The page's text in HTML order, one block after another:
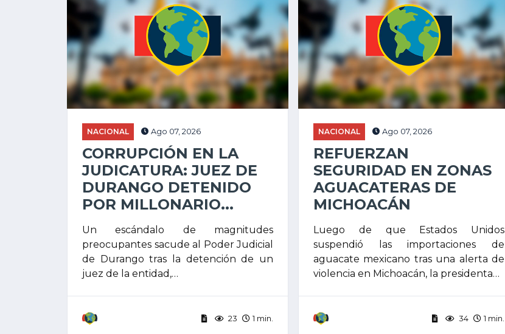
NACIONAL Ago 07, 2026
CORRUPCIÓN EN LA
JUDICATURA: JUEZ DE
DURANGO DETENIDO
POR MILLONARIO...
Un escándalo de magnitudes
preocupantes sacude al Poder Judicial
de Durango tras la detención de un
juez de la entidad,…
23 1 min.
NACIONAL Ago 07, 2026
REFUERZAN
SEGURIDAD EN ZONAS
AGUACATERAS DE
MICHOACÁN
Luego de que Estados Unidos
suspendió las importaciones de
aguacate mexicano tras una alerta de
violencia en Michoacán, la presidenta…
34 1 min.